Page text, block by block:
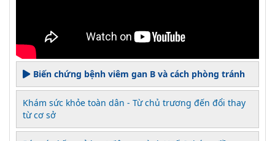
Biến chứng bệnh viêm gan B và cách phòng tránh
Khám sức khỏe toàn dân - Từ chủ trương đến đổi thay
từ cơ sở